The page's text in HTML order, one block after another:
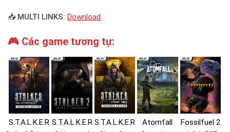
📥 MULTI LINKS: Download
🎮 Các game tương tự:
S.T.A.L.K.E.R S.T.A.L.K.E.R S.T.A.L.K.E.R
Atomfall
Fossilfuel 2